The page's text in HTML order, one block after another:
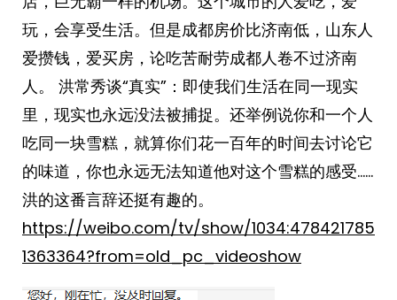
玩，会享受生活。但是成都房价比济南低，山东人
爱攒钱，爱买房，论吃苦耐劳成都人卷不过济南
人。 ​​​洪常秀谈“真实”：即使我们生活在同一现实
里，现实也永远没法被捕捉。还举例说你和一个人
吃同一块雪糕，就算你们花一百年的时间去讨论它
的味道，你也永远无法知道他对这个雪糕的感受……
洪的这番言辞还挺有趣的。
https://weibo.com/tv/show/1034:478421785
1363364?from=old_pc_videoshow